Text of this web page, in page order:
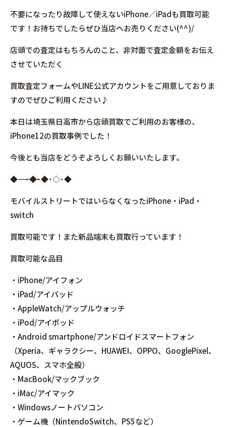
不要になったり故障して使えないiPhone／iPadも買取可能
です！お持ちでしたらぜひ当店へお売りください(^^)/
店頭での査定はもちろんのこと、非対面で査定金額をお伝え
させていただく
買取査定フォームやLINE公式アカウントをご用意しておりま
すのでぜひご利用ください♪
本日は埼玉県日高市から店頭買取でご利用のお客様の、
iPhone12の買取事例でした！
今後とも当店をどうぞよろしくお願いいたします。
◆――――――――――――――――･◆･◆･◇･◆
モバイルストリートではいらなくなったiPhone・iPad・
switch
買取可能です！また新品端末も買取行っています！
買取可能な品目
・iPhone/アイフォン
・iPad/アイパッド
・AppleWatch/アップルウォッチ
・iPod/アイポッド
・Android smartphone/アンドロイドスマートフォン
（Xperia、ギャラクシー、HUAWEI、OPPO、GooglePixel、
AQUOS、スマホ全般）
・MacBook/マックブック
・iMac/アイマック
・Windowsノートパソコン
・ゲーム機（NintendoSwitch、PS5など）